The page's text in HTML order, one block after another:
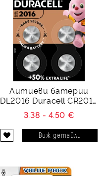
Литиеви батерии
DL2016 Duracell CR2016
- 3V - 4 батерии
3.38 - 4.50 €
Виж детайли